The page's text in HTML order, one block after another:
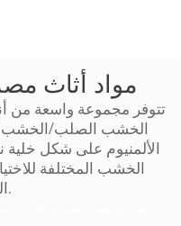
مواد أثاث
تتوفر مجموعة واسعة من
الخشب الصلب/الخشب
الألمنيوم على شكل خلية
الخشب المختلفة
التخصيص.